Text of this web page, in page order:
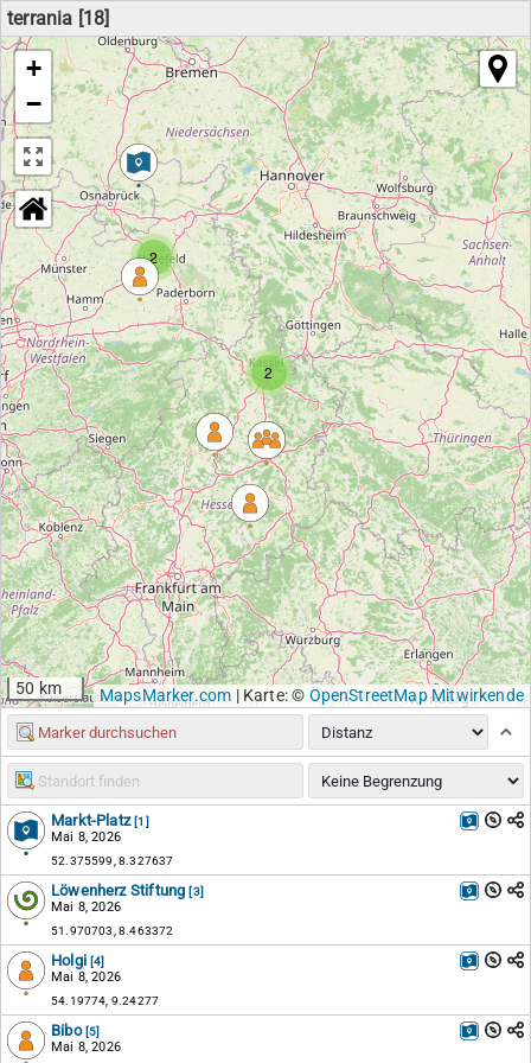
terrania [18]
2
2
+
−
50 km MapsMarker.com |Karte: © OpenStreetMap Mitwirkende
Markt-Platz [1]
Mai 8, 2026
52.375599, 8.327637
Löwenherz Stiftung [3]
Mai 8, 2026
51.970703, 8.463372
Holgi [4]
Mai 8, 2026
54.19774, 9.24277
Bibo [5]
Mai 8, 2026